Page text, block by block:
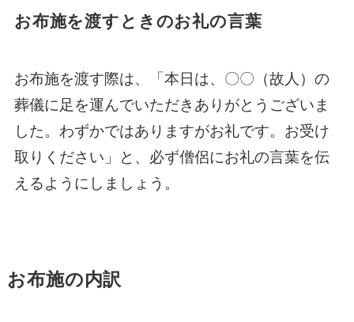
お布施を渡すときのお礼の言葉
お布施を渡す際は、「本日は、〇〇（故人）の
葬儀に足を運んでいただきありがとうございま
した。わずかではありますがお礼です。お受け
取りください」と、必ず僧侶にお礼の言葉を伝
えるようにしましょう。
お布施の内訳